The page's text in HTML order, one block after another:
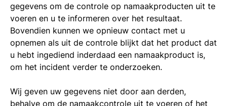
gegevens om de controle op namaakproducten uit te
voeren en u te informeren over het resultaat.
Bovendien kunnen we opnieuw contact met u
opnemen als uit de controle blijkt dat het product dat
u hebt ingediend inderdaad een namaakproduct is,
om het incident verder te onderzoeken.
Wij geven uw gegevens niet door aan derden,
behalve om de namaakcontrole uit te voeren of het